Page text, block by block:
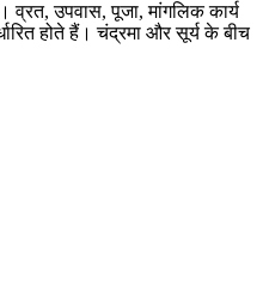
व्रत, उपवास, पूजा, मांगलिक कार्य
होते हैं। चंद्रमा और सूर्य के बीच